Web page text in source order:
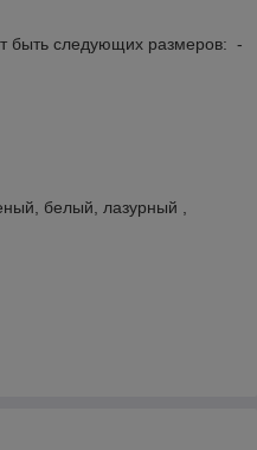
быть следующих размеров: -
белый, лазурный ,